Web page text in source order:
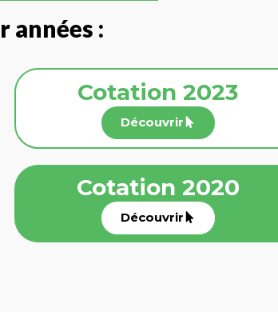
années :
Cotation 2023
Découvrir
Cotation 2020
Découvrir